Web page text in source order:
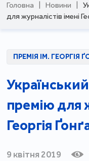
Головна Новини
для журналістів імені
ПРЕМІЯ ІМ. ГЕОРГІЯ
премію для
Георгія
9 квітня 2019